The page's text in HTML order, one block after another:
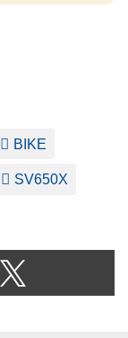
BIKE
SV650X